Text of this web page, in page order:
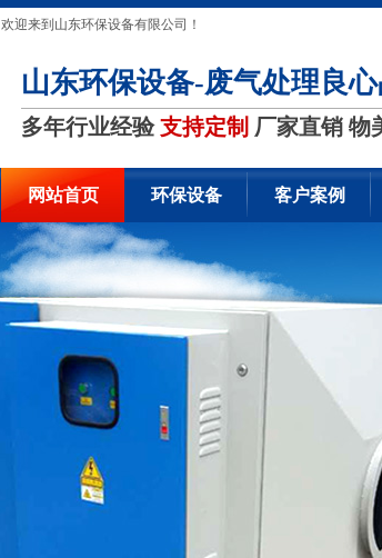
欢迎来到山东环保设备有限公司！
山东环保设备-废气处理良
多年行业经验支持定制 厂家直销 物
网站首页 环保设备 客户案例